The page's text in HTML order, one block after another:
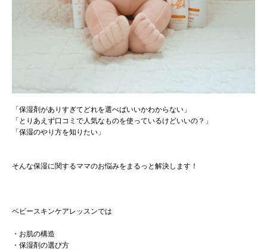
「保湿剤がありすぎてどれを選べばいいかわからない」
「とりあえず口コミで人気なものを使っているけどいいの？」
「保湿のやり方を知りたい」
そんな保湿に関するママのお悩みをまるっと解決します！
ベビースキンケアレッスンでは
・お肌の構造
・保湿剤の選び方